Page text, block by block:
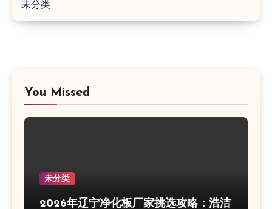
未分类
You Missed
未分类
2026年辽宁净化板厂家挑选攻略：浩洁